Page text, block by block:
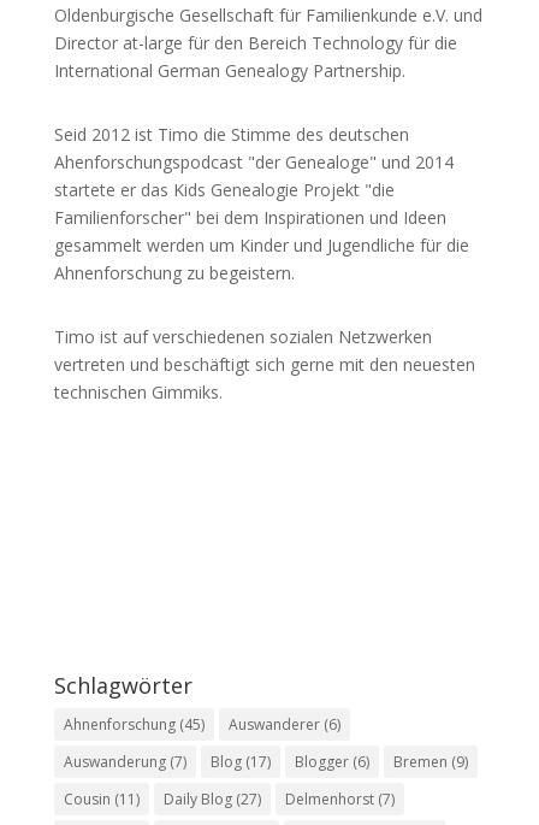
Oldenburgische Gesellschaft für Familienkunde e.V. und
Director at-large für den Bereich Technology für die
International German Genealogy Partnership.
Seid 2012 ist Timo die Stimme des deutschen
Ahenforschungspodcast "der Genealoge" und 2014
startete er das Kids Genealogie Projekt "die
Familienforscher" bei dem Inspirationen und Ideen
gesammelt werden um Kinder und Jugendliche für die
Ahnenforschung zu begeistern.
Timo ist auf verschiedenen sozialen Netzwerken
vertreten und beschäftigt sich gerne mit den neuesten
technischen Gimmiks.
Schlagwörter
Ahnenforschung(45) Auswanderer(6)
Auswanderung(7) Blog(17) Blogger(6) Bremen (9)
Cousin (11) Daily Blog(27) Delmenhorst(7)